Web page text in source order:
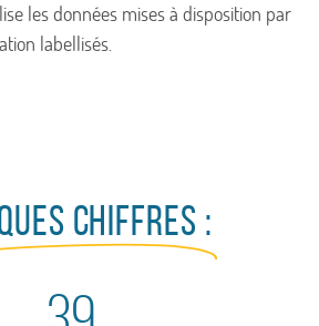
les données mises à disposition par
labellisés.
CHIFFRES :